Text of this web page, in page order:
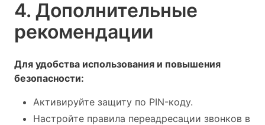
4. Дополнительные
рекомендации
Для удобства использования и повышения
безопасности:
Активируйте защиту по PIN-коду.
Настройте правила переадресации звонков в